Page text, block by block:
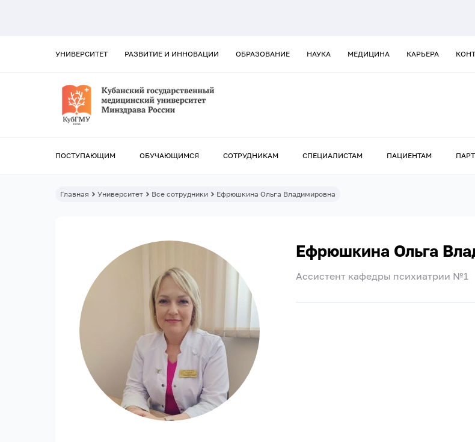
УНИВЕРСИТЕТ РАЗВИТИЕ И ИННОВАЦИИ ОБРАЗОВАНИЕ НАУКА МЕДИЦИНА КАРЬЕРА
ПОСТУПАЮЩИМ ОБУЧАЮЩИМСЯ СОТРУДНИКАМ СПЕЦИАЛИСТАМ ПАЦИЕНТАМ
Главная Университет Все сотрудники Ефрюшкина Ольга Владимировна
Ефрюшкина Ольга
Ассистент кафедры психиатрии №1